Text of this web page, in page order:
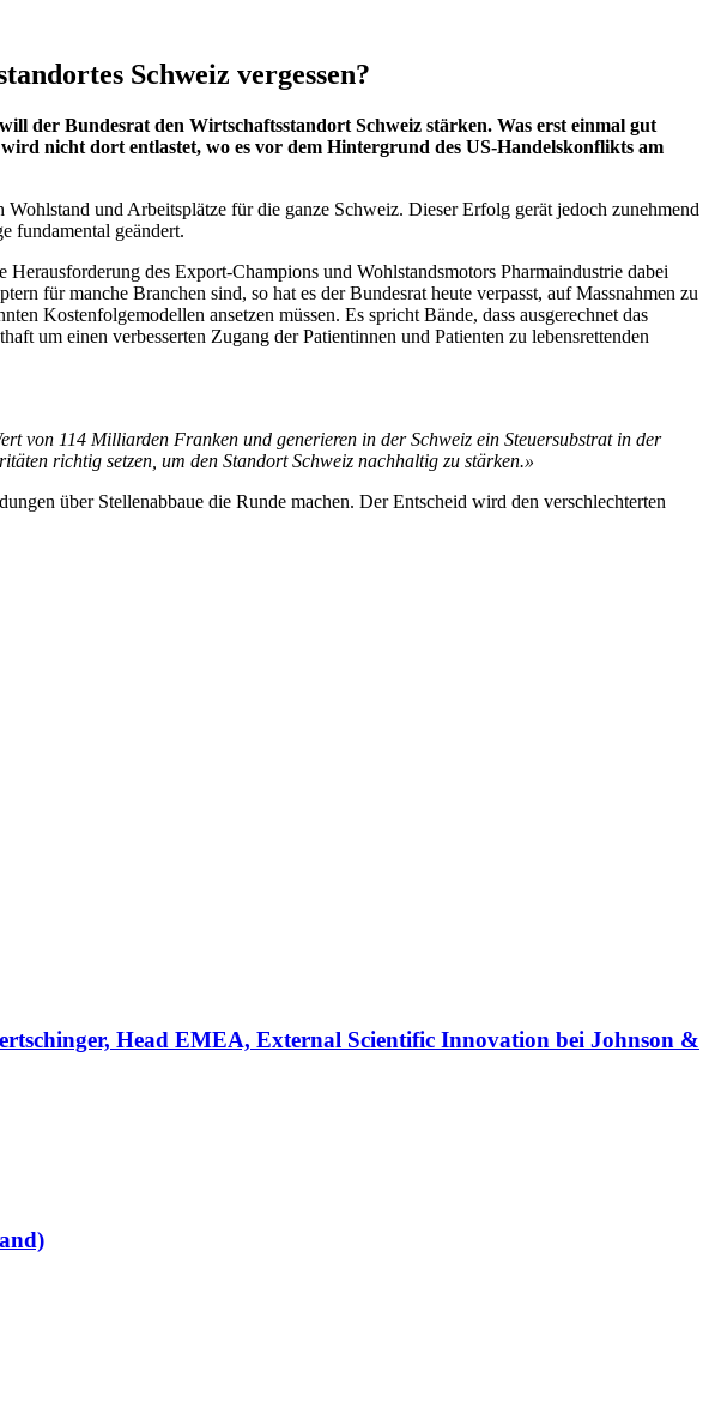
Schweiz vergessen?
der Bundesrat den Wirtschaftsstandort Schweiz stärken. Was erst einmal gut
nicht dort entlastet, wo es vor dem Hintergrund des US-Handelskonflikts am
und Arbeitsplätze für die ganze Schweiz. Dieser Erfolg gerät jedoch zunehmend
fundamental geändert.
des Export-Champions und Wohlstandsmotors Pharmaindustrie dabei
für manche Branchen sind, so hat es der Bundesrat heute verpasst, auf Massnahmen zu
Kostenfolgemodellen ansetzen müssen. Es spricht Bände, dass ausgerechnet das
um einen verbesserten Zugang der Patientinnen und Patienten zu lebensrettenden
von 114 Milliarden Franken und generieren in der Schweiz ein Steuersubstrat in der
richtig setzen, um den Standort Schweiz nachhaltig zu stärken.»
über Stellenabbaue die Runde machen. Der Entscheid wird den verschlechterten
Head EMEA, External Scientific Innovation bei Johnson &